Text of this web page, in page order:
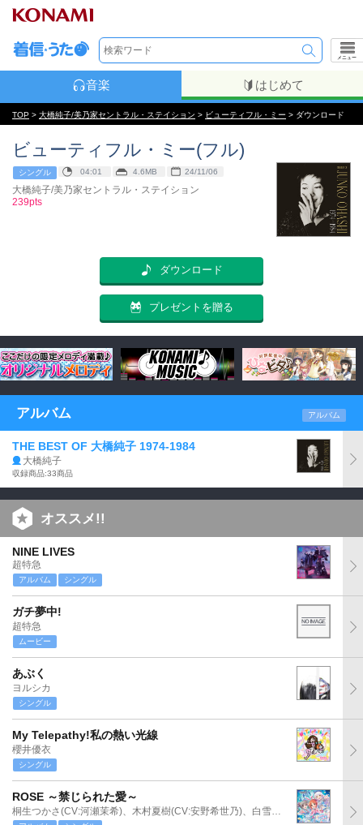
メニュー
音楽 はじめて
TOP > 大橋純子/美乃家セントラル・ステイション > ビューティフル・ミー > ダウンロード
ビューティフル・ミー(フル)
シングル 04:01 4.6MB 24/11/06
大橋純子/美乃家セントラル・ステイション
239pts
ダウンロード
プレゼントを贈る
アルバム アルバム
THE BEST OF 大橋純子 1974-1984
大橋純子
収録商品:33商品
オススメ!!
NINE LIVES
超特急
アルバム シングル
ガチ夢中!
超特急
ムービー
あぶく
ヨルシカ
シングル
My Telepathy!私の熱い光線
櫻井優衣
シングル
ROSE ～禁じられた愛～
桐生つかさ(CV:河瀬茉希)、木村夏樹(CV:安野希世乃)、白雪千夜(CV:関口理咲)